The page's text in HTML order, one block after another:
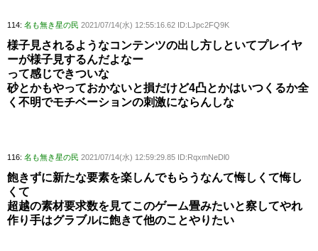
114: 名も無き星の民 2021/07/14(水) 12:55:16.62 ID:LJpc2FQ9K
様子見されるようなコンテンツの出し方しといてプレイヤ
ーが様子見するんだよなー
って感じできついな
砂とかもやっておかないと損だけど4凸とかはいつくるか全
く不明でモチベーションの刺激にならんしな
116: 名も無き星の民 2021/07/14(水) 12:59:29.85 ID:RqxmNeDl0
飽きずに新たな要素を楽しんでもらうなんて悔しくて悔し
くて
超越の素材要求数を見てこのゲーム畳みたいと察してやれ
作り手はグラブルに飽きて他のことやりたい